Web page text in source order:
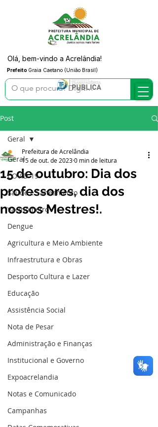
Prefeito Graia Caetano (União Brasil)
Olá, bem-vindo a Acrelândia!
Post
Geral
COVID-19
Saúde e Saneamento
Vacinômetro
Dengue
Agricultura e Meio Ambiente
Infraestrutura e Obras
Desporto Cultura e Lazer
Educação
Assistência Social
Nota de Pesar
Administração e Finanças
Institucional e Governo
Expoacrelandia
Notas e Comunicado
Campanhas
Geral
15 de outubro: Dia dos
professores, dia dos
nossos Mestres!.
Prefeitura de Acrelândia
15 de out. de 20230 min de leitura